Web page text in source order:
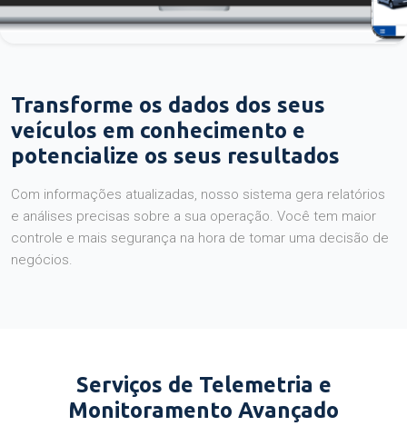
Transforme os dados dos seus
veículos em conhecimento e
potencialize os seus resultados
Com informações atualizadas, nosso sistema gera relatórios
e análises precisas sobre a sua operação. Você tem maior
controle e mais segurança na hora de tomar uma decisão de
negócios.
Serviços de Telemetria e
Monitoramento Avançado